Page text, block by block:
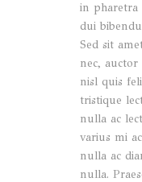
in pharetra
dui
Sed sit
nec, auctor
nisl quis
tristique
nulla ac
varius mi
nulla ac
nulla.